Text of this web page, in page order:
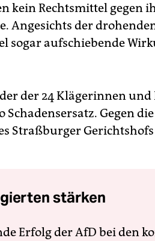
kein Rechtsmittel gegen
Angesichts der
sogar aufschiebende
der 24 Klägerinnen
Schadensersatz. Gegen
Straßburger
stärken
Erfolg der AfD bei den